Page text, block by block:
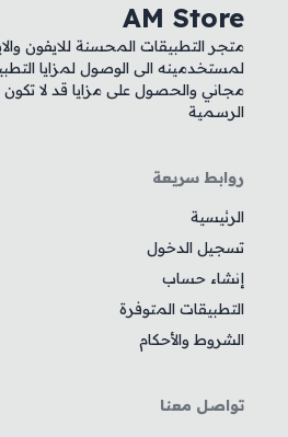
AM Store
متجر التطبيقات المحسنة للايفون
لمستخدمينه الى الوصول لمزايا
مجاني والحصول على مزايا قد لا
الرسمية
روابط سريعة
الرئيسية
تسجيل الدخول
إنشاء حساب
التطبيقات المتوفرة
الشروط والأحكام
تواصل معنا